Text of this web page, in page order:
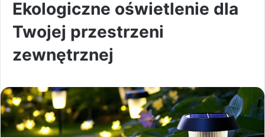
Ekologiczne oświetlenie dla
Twojej przestrzeni
zewnętrznej